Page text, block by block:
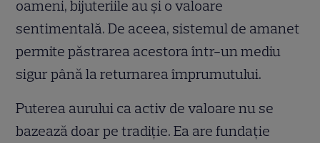
oameni, bijuteriile au și o valoare
sentimentală. De aceea, sistemul de amanet
permite păstrarea acestora într-un mediu
sigur până la returnarea împrumutului.
Puterea aurului ca activ de valoare nu se
bazează doar pe tradiție. Ea are fundație